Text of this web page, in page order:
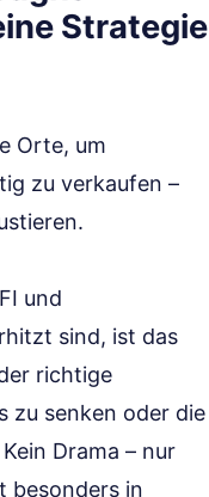
Strategie
Orte, um
zu verkaufen –
und
sind, ist das
richtige
zu senken oder die
Drama – nur
besonders in